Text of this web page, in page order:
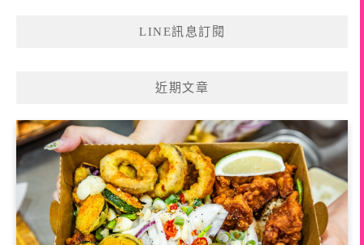
LINE訊息訂閱
近期文章